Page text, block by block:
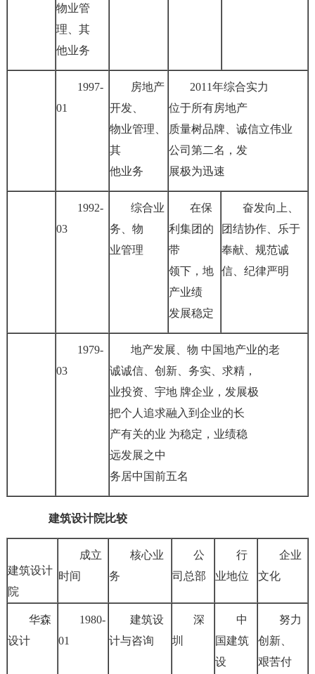
物业管
理、其
他业务
1997-
01
房地产
开发、
物业管理、
其
他业务
2011年综合实力
位于所有房地产
质量树品牌、诚信立伟业
公司第二名，发
展极为迅速
1992-
03
综合业
务、物
业管理
在保
利集团的
带
领下，地
产业绩
发展稳定
奋发向上、
团结协作、乐于
奉献、规范诚
信、纪律严明
1979-
03
地产发展、物 中国地产业的老
诚诚信、创新、务实、求精，
业投资、宇地 牌企业，发展极
把个人追求融入到企业的长
产有关的业 为稳定，业绩稳
远发展之中
务居中国前五名
建筑设计院比较
建筑设计
院
成立
时间
核心业
务
公
司总部
行
业地位
企业
文化
华森
设计
1980-
01
建筑设
计与咨询
深
圳
中
国建筑
设
努力
创新、
艰苦付